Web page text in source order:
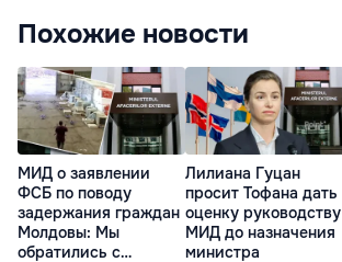
Похожие новости
МИД о заявлении
ФСБ по поводу
задержания граждан
Молдовы: Мы
обратились с
Лилиана Гуцан
просит Тофана дать
оценку руководству
МИД до назначения
министра